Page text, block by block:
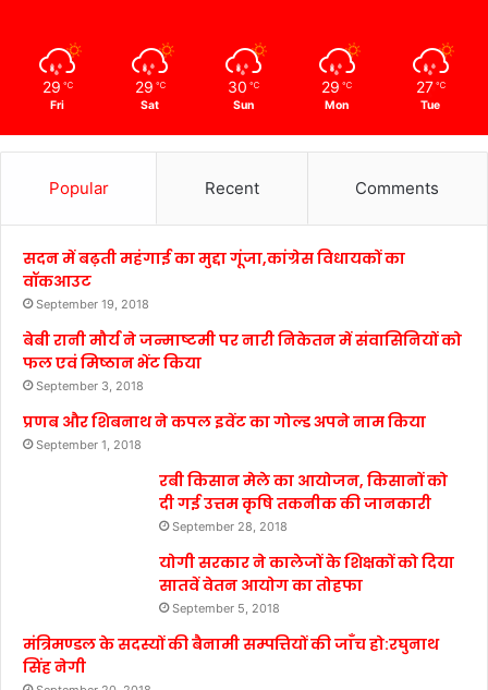
29 ℃
Fri
29 ℃
Sat
30 ℃
Sun
29 ℃
Mon
27 ℃
Tue
Popular Recent Comments
सदन में बढ़ती महंगाई का मुद्दा गूंजा,कांग्रेस विधायकों का
वॉकआउट
September 19, 2018
बेबी रानी मौर्य ने जन्माष्टमी पर नारी निकेतन में संवासिनियों को
फल एवं मिष्ठान भेंट किया
September 3, 2018
प्रणब और शिबनाथ ने कपल इवेंट का गोल्ड अपने नाम किया
September 1, 2018
रबी किसान मेले का आयोजन, किसानों को
दी गई उत्तम कृषि तकनीक की जानकारी
September 28, 2018
योगी सरकार ने कालेजों के शिक्षकों को दिया
सातवें वेतन आयोग का तोहफा
September 5, 2018
मंत्रिमण्डल के सदस्यों की बैनामी सम्पत्तियों की जाँच हो:रघुनाथ
सिंह नेगी